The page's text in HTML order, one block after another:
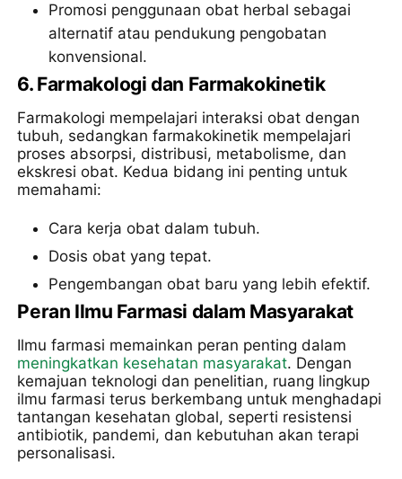
Promosi penggunaan obat herbal sebagai
alternatif atau pendukung pengobatan
konvensional.
6. Farmakologi dan Farmakokinetik
Farmakologi mempelajari interaksi obat dengan
tubuh, sedangkan farmakokinetik mempelajari
proses absorpsi, distribusi, metabolisme, dan
ekskresi obat. Kedua bidang ini penting untuk
memahami:
Cara kerja obat dalam tubuh.
Dosis obat yang tepat.
Pengembangan obat baru yang lebih efektif.
Peran Ilmu Farmasi dalam Masyarakat
Ilmu farmasi memainkan peran penting dalam
meningkatkan kesehatan masyarakat. Dengan
kemajuan teknologi dan penelitian, ruang lingkup
ilmu farmasi terus berkembang untuk menghadapi
tantangan kesehatan global, seperti resistensi
antibiotik, pandemi, dan kebutuhan akan terapi
personalisasi.